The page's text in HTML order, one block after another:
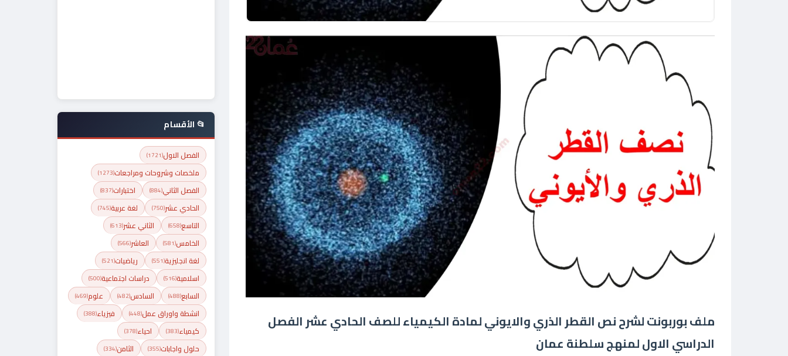
ملف بوربونت لشرح نص القطر الذري والايوني لمادة الكيمياء للصف الحادي عشر الفصل
الدراسي الاول لمنهج سلطنة عمان
📂 الأقسام
الفصل الاول(1721)
ملخصات وشروحات ومراجعات(1273)
الفصل الثاني(884) اختبارات(837)
الحادي عشر(750) لغة عربية(745)
التاسع(658) الثاني عشر(613)
الخامس(581) العاشر(566)
لغة انجليزية(551) رياضيات(521)
اسلامية(516) دراسات اجتماعية(500)
السابع(488) السادس(482) علوم(469)
انشطة واوراق عمل(448) فيزياء(388)
كيمياء(383) احياء(378)
حلول واجابات(355) الثامن(334)